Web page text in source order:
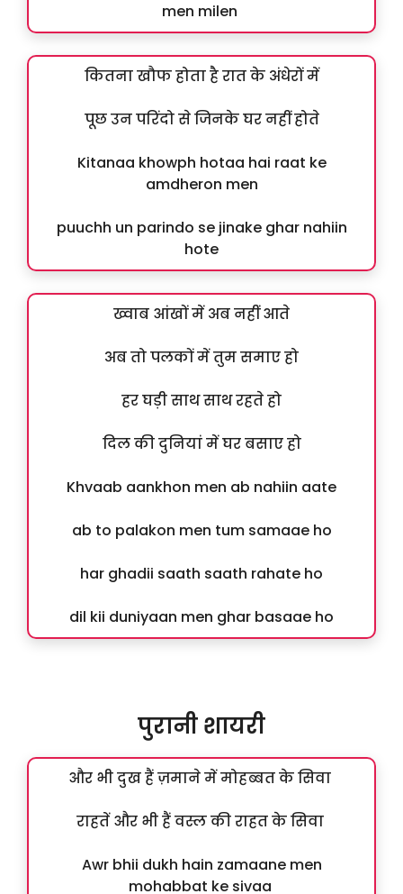
men milen
कितना खौफ होता है रात के अंधेरों में
पूछ उन परिंदो से जिनके घर नहीं होते
Kitanaa khowph hotaa hai raat ke
amdheron men
puuchh un parindo se jinake ghar nahiin
hote
ख्वाब आंखों में अब नहीं आते
अब तो पलकों में तुम समाए हो
हर घड़ी साथ साथ रहते हो
दिल की दुनियां में घर बसाए हो
Khvaab aankhon men ab nahiin aate
ab to palakon men tum samaae ho
har ghadii saath saath rahate ho
dil kii duniyaan men ghar basaae ho
पुरानी शायरी
और भी दुख हैं ज़माने में मोहब्बत के सिवा
राहतें और भी हैं वस्ल की राहत के सिवा
Awr bhii dukh hain zamaane men
mohabbat ke sivaa